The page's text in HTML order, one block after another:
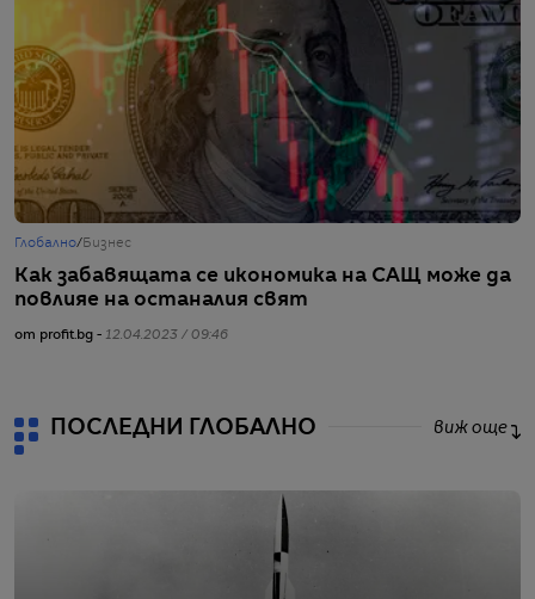
Глобално/ Бизнес
Как забавящата се икономика на САЩ може да
повлияе на останалия свят
от profit.bg - 12.04.2023 / 09:46
ПОСЛЕДНИ ГЛОБАЛНО виж още